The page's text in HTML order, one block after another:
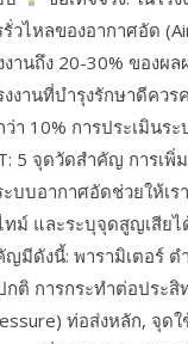
รั่วไหลของอากาศอัด
งานถึง 20-30% ของผ
งงานที่บำรุงรักษาดีควร
ว่า 10% การประเมินร
5 จุดวัดสำคัญ การเพิ่
ะบบอากาศอัดช่วยให้เร
ทม์ และระบุจุดสูญเสีย
ญมีดังนี้: พารามิเตอร์ ต
กติ การกระทำต่อประ
ท่อส่งหลัก, จุด